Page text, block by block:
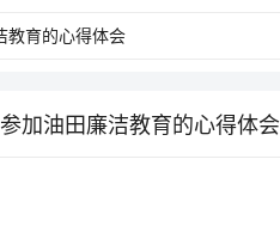
参加油田廉洁教育的心得体会